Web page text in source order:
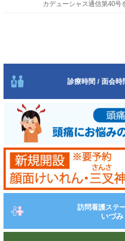
カデューシャス通信第40号
診療時間 / 面会時
訪問看護ステ
いづみ